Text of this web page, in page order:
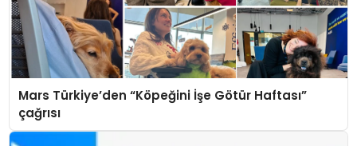
Mars Türkiye’den “Köpeğini İşe Götür Haftası”
çağrısı